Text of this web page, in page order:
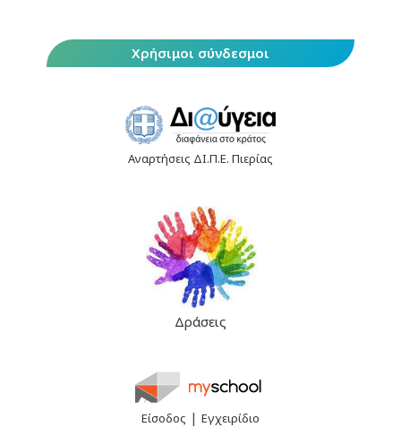
Χρήσιμοι σύνδεσμοι
Αναρτήσεις ΔΙ.Π.Ε. Πιερίας
Δράσεις
Είσοδος | Εγχειρίδιο